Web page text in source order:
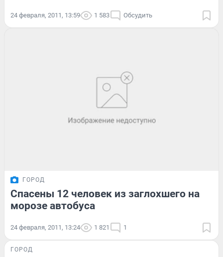
24 февраля, 2011, 13:59 1 583 Обсудить
ГОРОД
Спасены 12 человек из заглохшего на
морозе автобуса
24 февраля, 2011, 13:24 1 821 1
ГОРОД